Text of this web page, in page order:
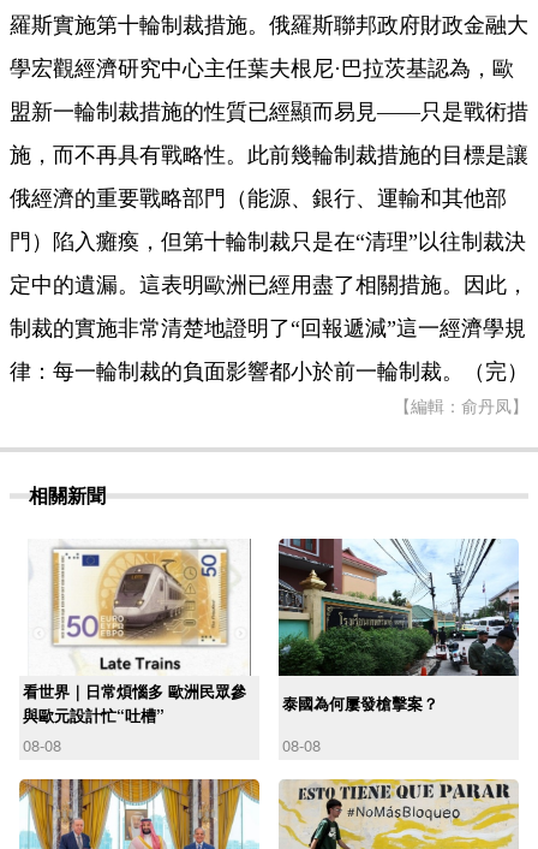
羅斯實施第十輪制裁措施。俄羅斯聯邦政府財政金融大
學宏觀經濟研究中心主任葉夫根尼·巴拉茨基認為，歐
盟新一輪制裁措施的性質已經顯而易見——只是戰術措
施，而不再具有戰略性。此前幾輪制裁措施的目標是讓
俄經濟的重要戰略部門（能源、銀行、運輸和其他部
門）陷入癱瘓，但第十輪制裁只是在“清理”以往制裁決
定中的遺漏。這表明歐洲已經用盡了相關措施。因此，
制裁的實施非常清楚地證明了“回報遞減”這一經濟學規
律：每一輪制裁的負面影響都小於前一輪制裁。（完）
【編輯：俞丹凤】
相關新聞
看世界｜日常煩惱多 歐洲民眾參
與歐元設計忙“吐槽”
08-08
泰國為何屢發槍擊案？
08-08